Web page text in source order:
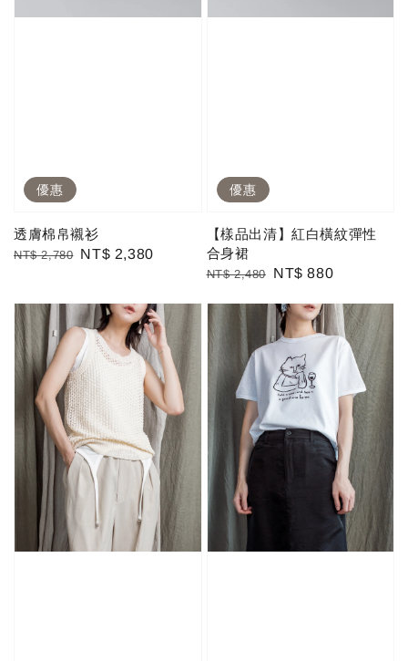
優惠
透膚棉帛襯衫
Regular
NT$ 2,780 Sale
NT$ 2,380
優惠
【樣品出清】紅白橫紋彈性
合身裙
Regular
NT$ 2,480
Sale
NT$ 880